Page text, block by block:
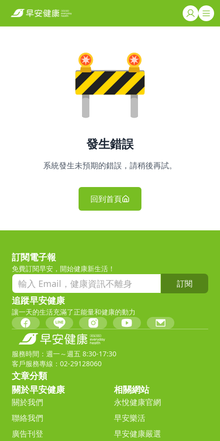
發生錯誤
系統發生未預期的錯誤，請稍後再試。
回到首頁
訂閱電子報
免費訂閱早安，開始健康新生活！
訂閱
追蹤早安健康
讓一天的生活充滿了正能量和健康的動力
服務時間：週一～週五 8:30-17:30
客戶服務專線：02-29128060
文章分類
關於早安健康
關於我們
聯絡我們
廣告刊登
相關網站
永悅健康官網
早安樂活
早安健康嚴選